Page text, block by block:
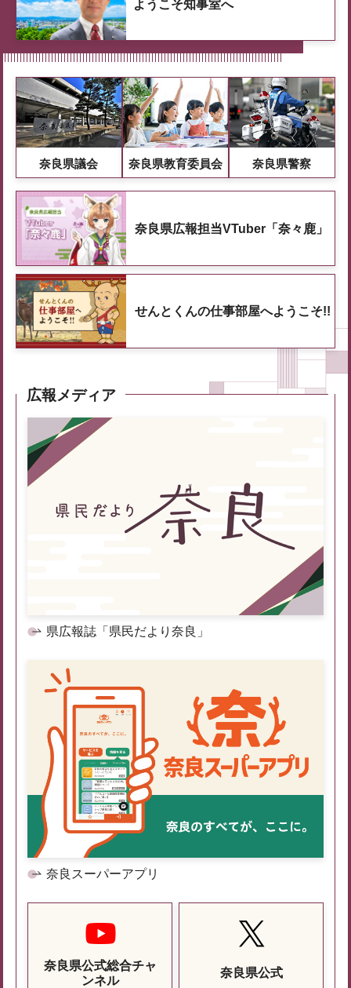
ようこそ知事室へ
奈良県議会 奈良県教育委員会 奈良県警察
奈良県広報担当VTuber「奈々鹿」
せんとくんの仕事部屋へようこそ!!
広報メディア
県広報誌「県民だより奈良」
奈良スーパーアプリ
奈良県公式総合チャ
ンネル
奈良県公式